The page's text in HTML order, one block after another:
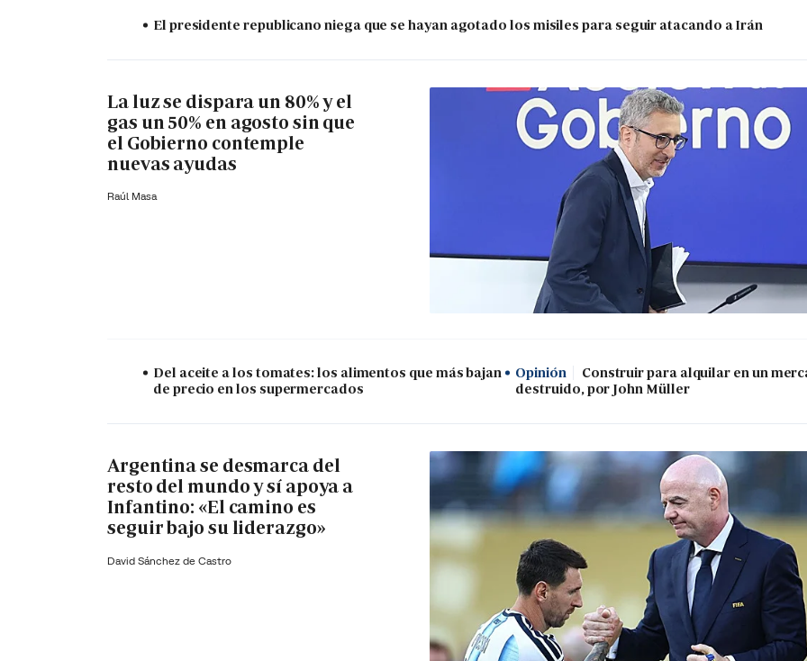
El presidente republicano niega que se hayan agotado los misiles para seguir atacando a Irán
La luz se dispara un 80% y el
gas un 50% en agosto sin que
el Gobierno contemple
nuevas ayudas
Raúl Masa
Del aceite a los tomates: los alimentos que más bajan
de precio en los supermercados
Opinión
Construir para alquilar en un
destruido, por John Müller
Argentina se desmarca del
resto del mundo y sí apoya a
Infantino: «El camino es
seguir bajo su liderazgo»
David Sánchez de Castro